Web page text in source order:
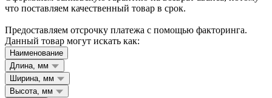
что поставляем качественный товар в срок.
Предоставляем отсрочку платежа с помощью факторинга.
Данный товар могут искать как:
Наименование
Длина, мм
Ширина, мм
Высота, мм